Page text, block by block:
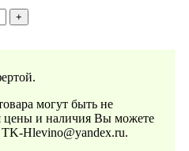
могут быть не
цены и наличия Вы можете
TK-Hlevino@yandex.ru.